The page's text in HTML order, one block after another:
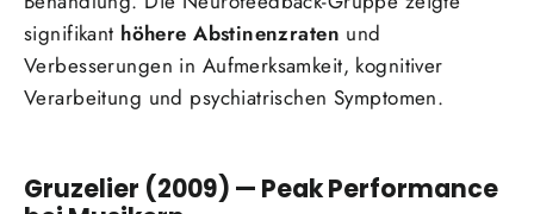
signifikant höhere Abstinenzraten und
Verbesserungen in Aufmerksamkeit, kognitiver
Verarbeitung und psychiatrischen Symptomen.
Gruzelier (2009) — Peak Performance